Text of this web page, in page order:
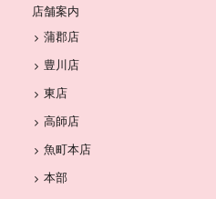
店舗案内
蒲郡店
豊川店
東店
高師店
魚町本店
本部